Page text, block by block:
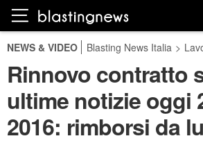
NEWS & VIDEO Blasting News Italia >
Rinnovo contratto
ultime notizie oggi
2016: rimborsi da